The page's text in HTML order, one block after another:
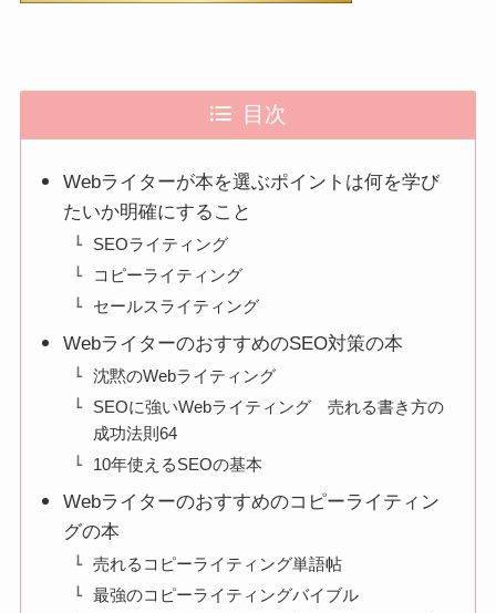
目次
Webライターが本を選ぶポイントは何を学び
たいか明確にすること
SEOライティング
コピーライティング
セールスライティング
WebライターのおすすめのSEO対策の本
沈黙のWebライティング
SEOに強いWebライティング 売れる書き方の
成功法則64
10年使えるSEOの基本
Webライターのおすすめのコピーライティン
グの本
売れるコピーライティング単語帖
最強のコピーライティングバイブル